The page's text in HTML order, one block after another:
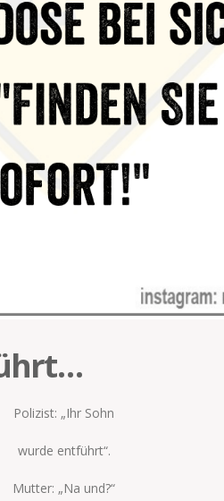
Polizist: „Ihr Sohn
wurde entführt“.
Mutter: „Na und?“